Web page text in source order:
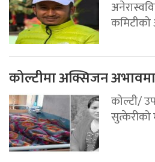
कमिटीको
कोल्टीमा अक्सिजन
कोल्टी/
सुत्केरीको